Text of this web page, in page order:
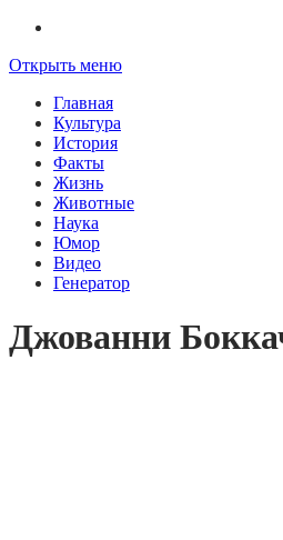
Открыть меню
Главная
Культура
История
Факты
Жизнь
Животные
Наука
Юмор
Видео
Генератор
Джованни